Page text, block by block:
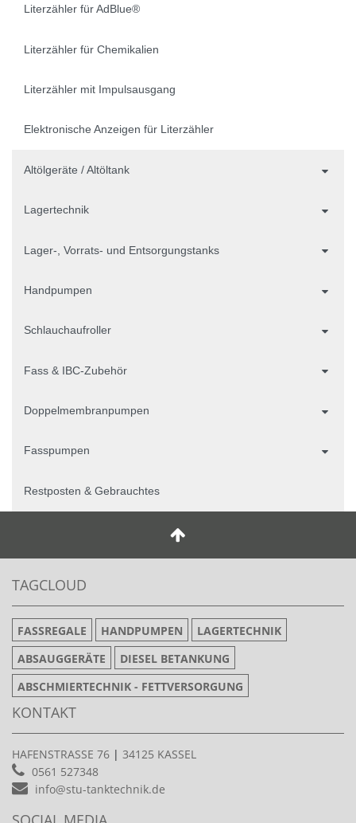
Literzähler für AdBlue®
Literzähler für Chemikalien
Literzähler mit Impulsausgang
Elektronische Anzeigen für Literzähler
Altölgeräte / Altöltank
Lagertechnik
Lager-, Vorrats- und Entsorgungstanks
Handpumpen
Schlauchaufroller
Fass & IBC-Zubehör
Doppelmembranpumpen
Fasspumpen
Restposten & Gebrauchtes
TAGCLOUD
FASSREGALE HANDPUMPEN
LAGERTECHNIK
ABSAUGGERÄTE
DIESEL BETANKUNG
ABSCHMIERTECHNIK - FETTVERSORGUNG
KONTAKT
HAFENSTRASSE 76 | 34125 KASSEL
0561 527348
info@stu-tanktechnik.de